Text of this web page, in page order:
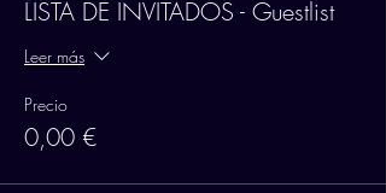
LISTA DE INVITADOS - Guestlist
Leer más
Precio
0,00 €